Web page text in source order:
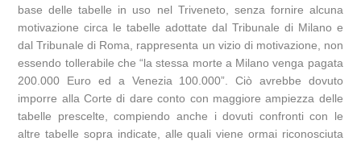
base delle tabelle in uso nel Triveneto, senza fornire alcuna
motivazione circa le tabelle adottate dal Tribunale di Milano e
dal Tribunale di Roma, rappresenta un vizio di motivazione, non
essendo tollerabile che “la stessa morte a Milano venga pagata
200.000 Euro ed a Venezia 100.000”. Ciò avrebbe dovuto
imporre alla Corte di dare conto con maggiore ampiezza delle
tabelle prescelte, compiendo anche i dovuti confronti con le
altre tabelle sopra indicate, alle quali viene ormai riconosciuta